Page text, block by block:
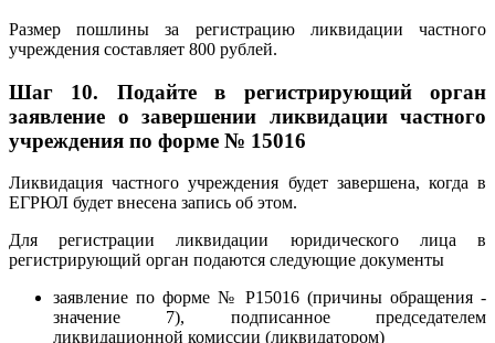
Размер пошлины за регистрацию ликвидации частного
учреждения составляет 800 рублей.
Шаг 10. Подайте в регистрирующий орган
заявление о завершении ликвидации частного
учреждения по форме № 15016
Ликвидация частного учреждения будет завершена, когда в
ЕГРЮЛ будет внесена запись об этом.
Для регистрации ликвидации юридического лица в
регистрирующий орган подаются следующие документы
заявление по форме № Р15016 (причины обращения -
значение 7), подписанное председателем
ликвидационной комиссии (ликвидатором)